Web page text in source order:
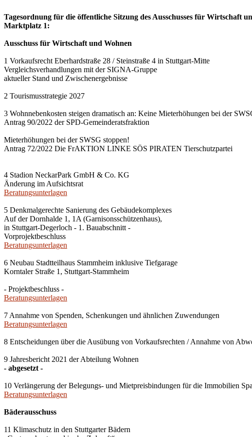
Tagesordnung für die öffentliche Sitzung des Ausschusses für Wirtschaft
Marktplatz 1:
Ausschuss für Wirtschaft und Wohnen
1 Vorkaufsrecht Eberhardstraße 28 / Steinstraße 4 in Stuttgart-Mitte
Vergleichsverhandlungen mit der SIGNA-Gruppe
aktueller Stand und Zwischenergebnisse
2 Tourismusstrategie 2027
3 Wohnnebenkosten steigen dramatisch an: Keine Mieterhöhungen bei der
Antrag 90/2022 der SPD-Gemeinderatsfraktion
Mieterhöhungen bei der SWSG stoppen!
Antrag 72/2022 Die FrAKTION LINKE SÖS PIRATEN Tierschutzpartei
4 Stadion NeckarPark GmbH & Co. KG
Änderung im Aufsichtsrat
Beratungsunterlagen
5 Denkmalgerechte Sanierung des Gebäudekomplexes
Auf der Dornhalde 1, 1A (Garnisonsschützenhaus),
in Stuttgart-Degerloch - 1. Bauabschnitt -
Vorprojektbeschluss
Beratungsunterlagen
6 Neubau Stadtteilhaus Stammheim inklusive Tiefgarage
Korntaler Straße 1, Stuttgart-Stammheim
- Projektbeschluss -
Beratungsunterlagen
7 Annahme von Spenden, Schenkungen und ähnlichen Zuwendungen
Beratungsunterlagen
8 Entscheidungen über die Ausübung von Vorkaufsrechten / Annahme von
9 Jahresbericht 2021 der Abteilung Wohnen
- abgesetzt -
10 Verlängerung der Belegungs- und Mietpreisbindungen für die Immobilien
Beratungsunterlagen
Bäderausschuss
11 Klimaschutz in den Stuttgarter Bädern